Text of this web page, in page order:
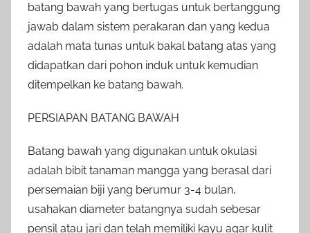
batang bawah yang bertugas untuk bertanggung
jawab dalam sistem perakaran dan yang kedua
adalah mata tunas untuk bakal batang atas yang
didapatkan dari pohon induk untuk kemudian
ditempelkan ke batang bawah.
PERSIAPAN BATANG BAWAH
Batang bawah yang digunakan untuk okulasi
adalah bibit tanaman mangga yang berasal dari
persemaian biji yang berumur 3-4 bulan,
usahakan diameter batangnya sudah sebesar
pensil atau jari dan telah memiliki kayu agar kulit